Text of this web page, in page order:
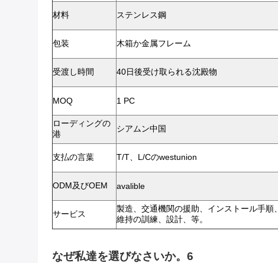
材料 ステンレス鋼
包装 木箱か金属フレーム
受渡し時間 40日後受け取られる沈殿物
MOQ 1 PC
ローディングの
港
シアムン中国
支払の言葉 T/T、L/Cのwestunion
ODM及びOEM avalible
サービス
製造、交通機関の援助、インストール手順、
維持の訓練、設計、等。
なぜ私達を選びなさいか。6